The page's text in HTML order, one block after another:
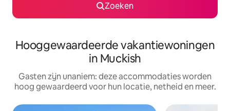
Zoeken
Hooggewaardeerde vakantiewoningen
in Muckish
Gasten zijn unaniem: deze accommodaties worden
hoog gewaardeerd voor hun locatie, netheid en meer.